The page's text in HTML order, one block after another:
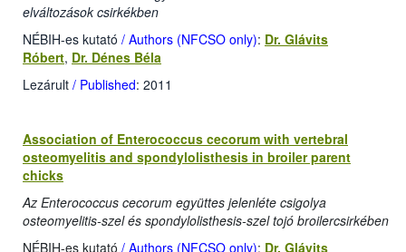
elváltozások csirkékben
NÉBIH-es kutató / Authors (NFCSO only): Dr. Glávits
Róbert, Dr. Dénes Béla
Lezárult / Published: 2011
Association of Enterococcus cecorum with vertebral
osteomyelitis and spondylolisthesis in broiler parent
chicks
Az Enterococcus cecorum együttes jelenléte csigolya
osteomyelitis-szel és spondylolisthesis-szel tojó broilercsirkében
NÉBIH-es kutató / Authors (NFCSO only): Dr. Glávits